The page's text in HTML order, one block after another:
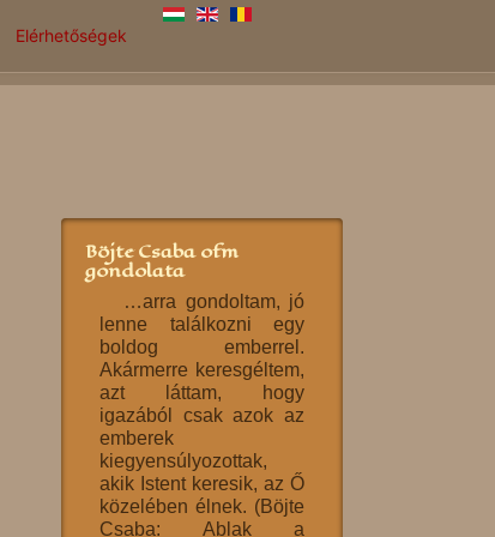
Elérhetőségek
Böjte Csaba ofm
gondolata
…arra gondoltam, jó
lenne találkozni egy
boldog emberrel.
Akármerre keresgéltem,
azt láttam, hogy
igazából csak azok az
emberek
kiegyensúlyozottak,
akik Istent keresik, az Ő
közelében élnek. (Böjte
Csaba: Ablak a